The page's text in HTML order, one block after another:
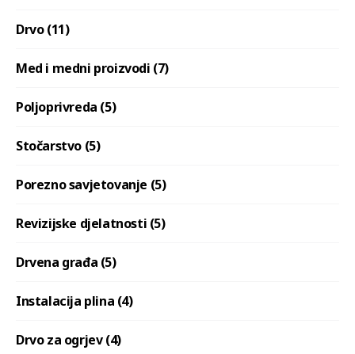
Drvo (11)
Med i medni proizvodi (7)
Poljoprivreda (5)
Stočarstvo (5)
Porezno savjetovanje (5)
Revizijske djelatnosti (5)
Drvena građa (5)
Instalacija plina (4)
Drvo za ogrjev (4)